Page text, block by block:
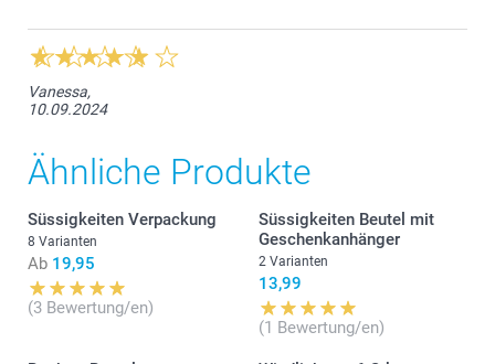
Vanessa,
10.09.2024
Ähnliche Produkte
Süssigkeiten Verpackung
8 Varianten
Ab 19,95
(3 Bewertung/en)
Süssigkeiten Beutel mit
Geschenkanhänger
2 Varianten
13,99
(1 Bewertung/en)